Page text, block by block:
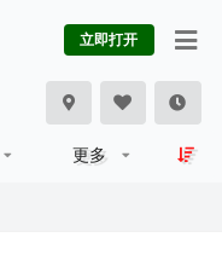
立即打开
更多